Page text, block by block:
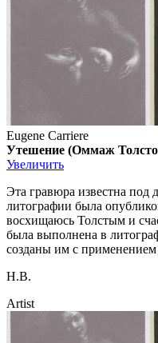
Eugene Carriere
Утешение (Оммаж
Увеличить
Эта гравюра известна под
литографии была
восхищаюсь Толстым и
была выполнена в
созданы им с
Н.В.
Artist